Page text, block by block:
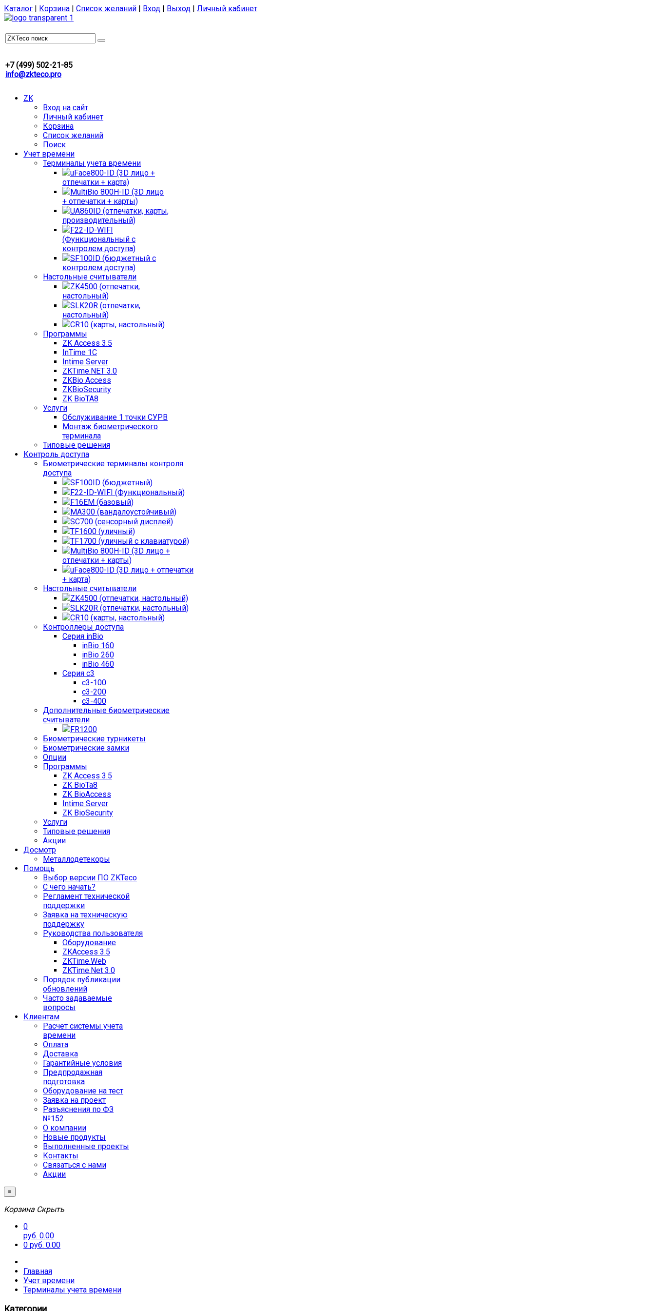
Каталог | Корзина | Список желаний | Вход | Выход | Личный кабинет
+7 (499) 502-21-85
info@zkteco.pro
ZK
Вход на сайт
Личный кабинет
Корзина
Список желаний
Поиск
Учет времени
Терминалы учета времени
uFace800-ID (3D лицо +
отпечатки + карта)
MultiBio 800H-ID (3D лицо
+ отпечатки + карты)
UA860ID (отпечатки, карты,
производительный)
F22-ID-WIFI
(Функциональный с
контролем доступа)
SF100ID (бюджетный с
контролем доступа)
Настольные считыватели
ZK4500 (отпечатки,
настольный)
SLK20R (отпечатки,
настольный)
CR10 (карты, настольный)
Программы
ZK Access 3.5
InTime 1С
Intime Server
ZKTime.NET 3.0
ZKBio Access
ZKBioSecurity
ZK BioTA8
Услуги
Обслуживание 1 точки СУРВ
Монтаж биометрического
терминала
Типовые решения
Контроль доступа
Биометрические терминалы контроля
доступа
SF100ID (бюджетный)
F22-ID-WIFI (Функциональный)
F16EM (базовый)
MA300 (вандалоустойчивый)
SC700 (сенсорный дисплей)
TF1600 (уличный)
TF1700 (уличный с клавиатурой)
MultiBio 800H-ID (3D лицо +
отпечатки + карты)
uFace800-ID (3D лицо + отпечатки
+ карта)
Настольные считыватели
ZK4500 (отпечатки, настольный)
SLK20R (отпечатки, настольный)
CR10 (карты, настольный)
Контроллеры доступа
Серия inBio
inBio 160
inBio 260
inBio 460
Серия c3
c3-100
c3-200
c3-400
Дополнительные биометрические
считыватели
FR1200
Биометрические турникеты
Биометрические замки
Опции
Программы
ZK Access 3.5
ZK BioTa8
ZK BioAccess
Intime Server
ZK BioSecurity
Услуги
Типовые решения
Акции
Досмотр
Металлодетекоры
Помощь
Выбор версии ПО ZKTeco
С чего начать?
Регламент технической
поддержки
Заявка на техническую
поддержку
Руководства пользователя
Оборудование
ZKAccess 3.5
ZKTime.Web
ZKTime.Net 3.0
Порядок публикации
обновлений
Часто задаваемые
вопросы
Клиентам
Расчет системы учета
времени
Оплата
Доставка
Гарантийные условия
Предпродажная
подготовка
Оборудование на тест
Заявка на проект
Разъяснения по ФЗ
№152
О компании
Новые продукты
Выполненные проекты
Контакты
Связаться с нами
Акции
≡
Корзина Скрыть
0
руб. 0.00
0 руб. 0.00
Главная
Учет времени
Терминалы учета времени